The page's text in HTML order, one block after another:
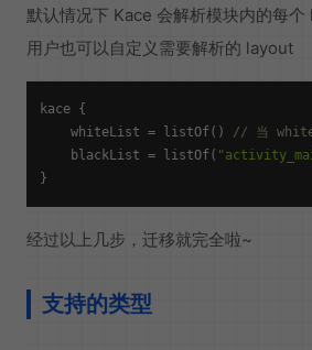
默认情况下 Kace 会解析模块内的每个
用户也可以自定义需要解析的 layout
kace {
    whiteList = listOf()
// 当
    blackList = listOf(
经过以上几步，迁移就完全啦~
支持的类型